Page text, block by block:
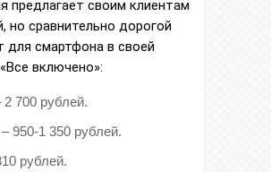
предлагает своим клиентам
но сравнительно дорогой
для смартфона в своей
включено»:
2 700 рублей.
950-1 350 рублей.
рублей.